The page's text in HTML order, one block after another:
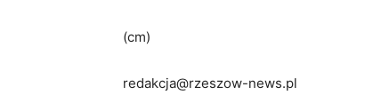
(cm)
redakcja@rzeszow-news.pl